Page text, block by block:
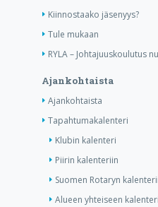
Kiinnostaako jäsenyys?
Tule mukaan
RYLA – Johtajuuskoulutus
Ajankohtaista
Ajankohtaista
Tapahtumakalenteri
Klubin kalenteri
Piirin kalenteriin
Suomen Rotaryn
Alueen yhteiseen